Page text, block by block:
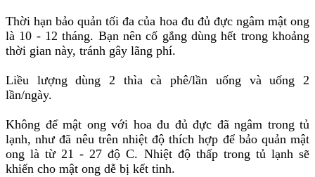
Thời hạn bảo quản tối đa của hoa đu đủ đực ngâm mật ong
là 10 - 12 tháng. Bạn nên cố gắng dùng hết trong khoảng
thời gian này, tránh gây lãng phí.
Liều lượng dùng 2 thìa cà phê/lần uống và uống 2
lần/ngày.
Không để mật ong với hoa đu đủ đực đã ngâm trong tủ
lạnh, như đã nêu trên nhiệt độ thích hợp để bảo quản mật
ong là từ 21 - 27 độ C. Nhiệt độ thấp trong tủ lạnh sẽ
khiến cho mật ong dễ bị kết tinh.